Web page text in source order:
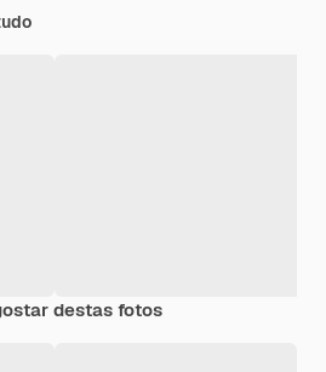
destas fotos